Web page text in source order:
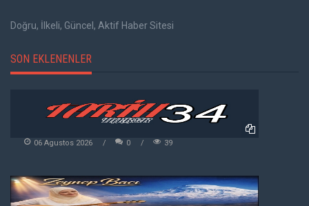
Doğru, İlkeli, Güncel, Aktif Haber Sitesi
SON EKLENENLER
06 Agustos 2026 0 39